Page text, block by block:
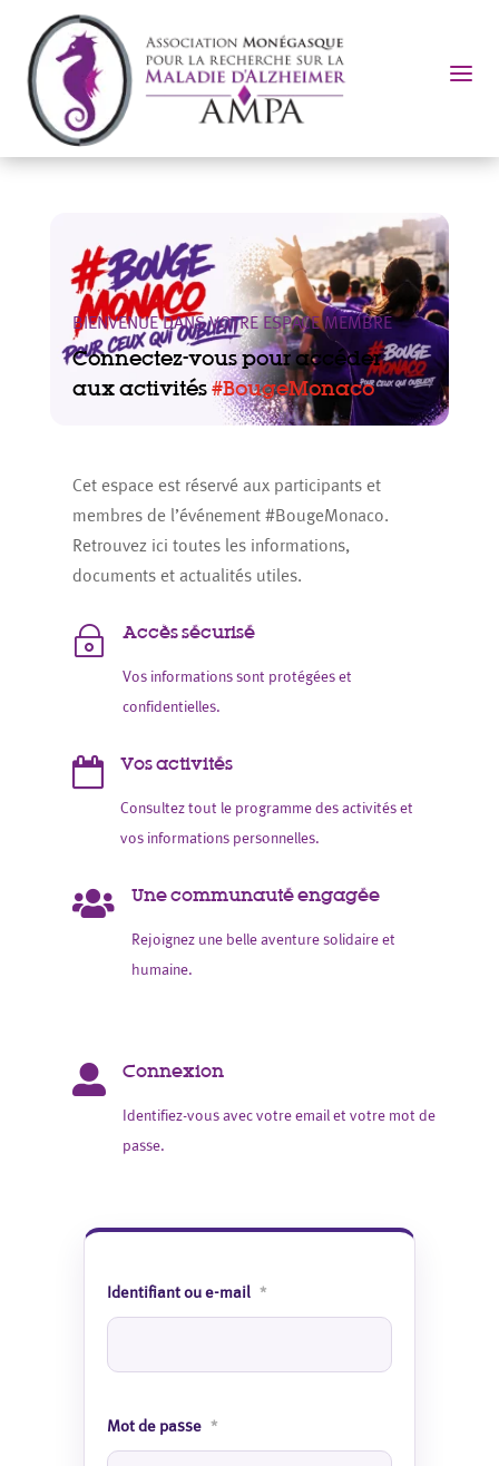
a
BIENVENUE DANS VOTRE ESPACE MEMBRE
Connectez-vous pour accéder
aux activités#BougeMonaco
Cet espace est réservé aux participants et
membres de l’événement #BougeMonaco.
Retrouvez ici toutes les informations,
documents et actualités utiles.
~ Accès sécurisé
Vos informations sont protégées et
confidentielles.
 Vos activités
Consultez tout le programme des activités et
vos informations personnelles.
 Une communauté engagée
Rejoignez une belle aventure solidaire et
humaine.
 Connexion
Identifiez-vous avec votre email et votre mot de
passe.
Identifiant ou e-mail *
Mot de passe *